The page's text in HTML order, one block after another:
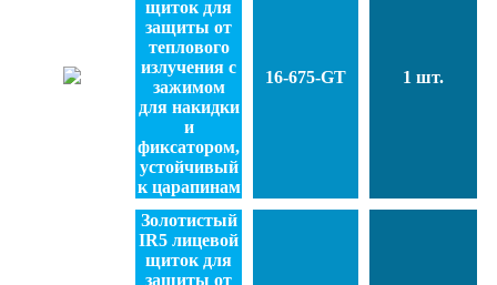
щиток для
защиты от
теплового
излучения с
зажимом
для накидки
и
фиксатором,
устойчивый
к царапинам
16-675-GT 1 шт.
Золотистый
IR5 лицевой
щиток для
защиты от